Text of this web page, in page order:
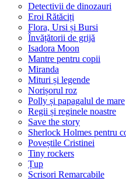
Detectivii de dinozauri
Eroi Rătăciți
Flora, Ursi și Bursi
Învățătorii de grijă
Isadora Moon
Mantre pentru copii
Miranda
Mituri și legende
Norișorul roz
Polly și papagalul de mare
Regii și reginele noastre
Save the story
Sherlock Holmes pentru
Poveștile Cristinei
Tiny rockers
Țup
Scrisori Remarcabile